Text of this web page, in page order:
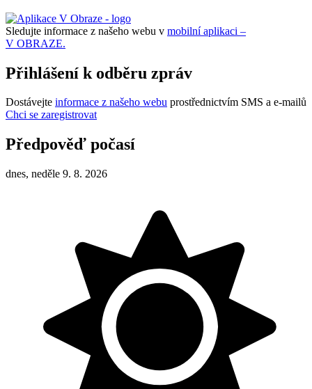
Sledujte informace z našeho webu v mobilní aplikaci –
V OBRAZE.
Přihlášení k odběru zpráv
Dostávejte informace z našeho webu prostřednictvím SMS a e-mailů
Chci se zaregistrovat
Předpověď počasí
dnes, neděle 9. 8. 2026